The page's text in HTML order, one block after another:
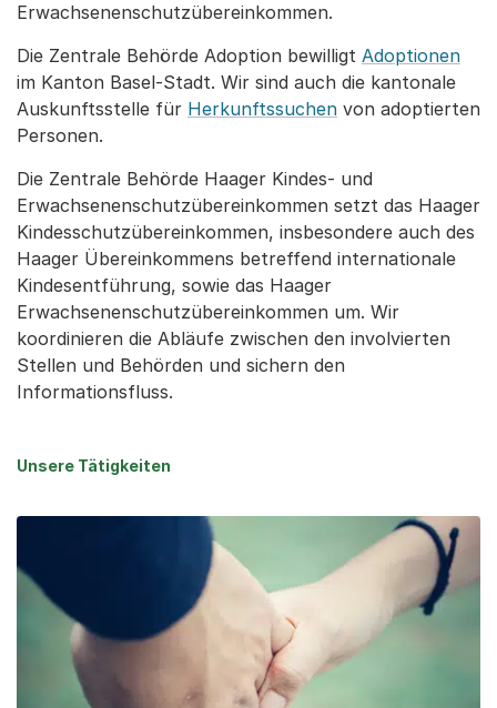
Erwachsenenschutzübereinkommen.
Die Zentrale Behörde Adoption bewilligt Adoptionen
im Kanton Basel-Stadt. Wir sind auch die kantonale
Auskunftsstelle für Herkunftssuchen von adoptierten
Personen.
Die Zentrale Behörde Haager Kindes- und
Erwachsenenschutzübereinkommen setzt das Haager
Kindesschutzübereinkommen, insbesondere auch des
Haager Übereinkommens betreffend internationale
Kindesentführung, sowie das Haager
Erwachsenenschutzübereinkommen um. Wir
koordinieren die Abläufe zwischen den involvierten
Stellen und Behörden und sichern den
Informationsfluss.
Unsere Tätigkeiten